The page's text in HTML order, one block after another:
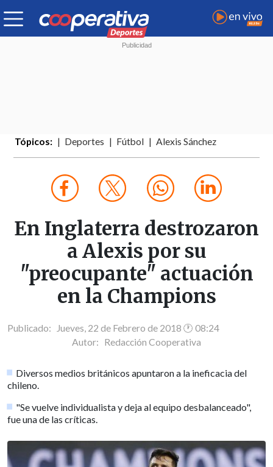
Tópicos: Deportes Fútbol Alexis Sánchez
En Inglaterra destrozaron
a Alexis por su
"preocupante" actuación
en la Champions
Publicado: Jueves, 22 de Febrero de 2018 🕐 08:24
Autor: Redacción Cooperativa
Diversos medios británicos apuntaron a la ineficacia del
chileno.
"Se vuelve individualista y deja al equipo desbalanceado",
fue una de las críticas.